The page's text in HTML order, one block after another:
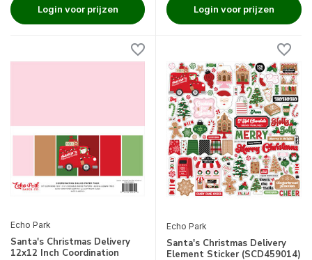
Login voor prijzen Login voor prijzen
Echo Park
Santa's Christmas Delivery
12x12 Inch Coordination
Echo Park
Santa's Christmas Delivery
Element Sticker (SCD459014)